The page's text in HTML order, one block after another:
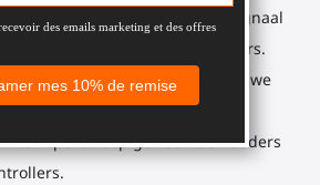
voor een kristalhelder signaal
VR 2-headset en zijn controllers.
: Ga je in de toekomst een nieuwe
Dan hoef je niet het hele
te kopen. Koop gewoon de houders